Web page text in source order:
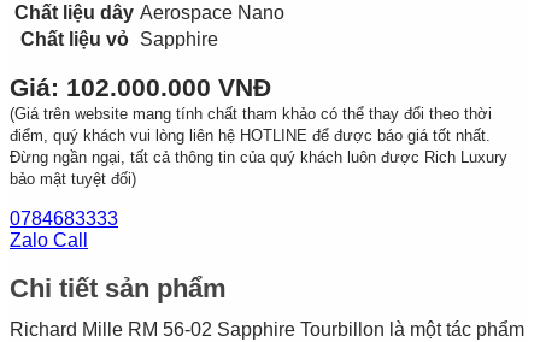
Chất liệu dây Aerospace Nano
Chất liệu vỏ
Sapphire
Giá: 102.000.000 VNĐ
(Giá trên website mang tính chất tham khảo có thể thay đổi theo thời
điểm, quý khách vui lòng liên hệ HOTLINE để được báo giá tốt nhất.
Đừng ngần ngại, tất cả thông tin của quý khách luôn được Rich Luxury
bảo mật tuyệt đối)
0784683333
Zalo Call
Chi tiết sản phẩm
Richard Mille RM 56-02 Sapphire Tourbillon là một tác phẩm